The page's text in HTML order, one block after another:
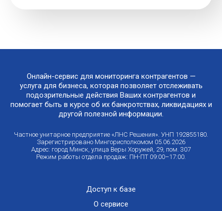
Онлайн-сервис для мониторинга контрагентов —
услуга для бизнеса, которая позволяет отслеживать
подозрительные действия Ваших контрагентов и
помогает быть в курсе об их банкротствах, ликвидациях и
другой полезной информации.
Частное унитарное предприятие «ЛНС Решения». УНП 192855180.
Зарегистрировано Мингорисполкомом 05.06.2026
Адрес: город Минск, улица Веры Хоружей, 29, пом. 307
Режим работы отдела продаж: ПН-ПТ 09:00–17:00.
Доступ к базе
О сервисе